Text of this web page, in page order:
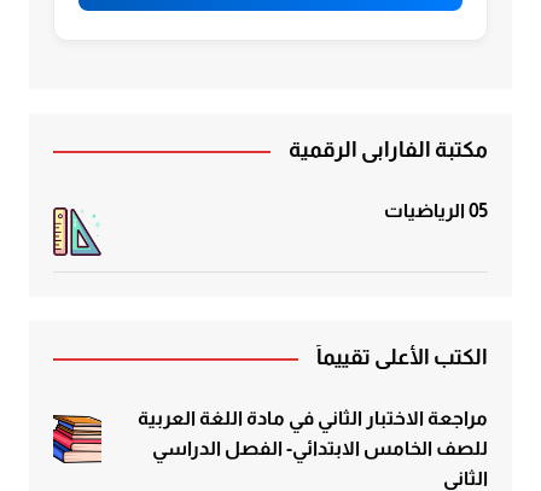
مكتبة الفارابي الرقمية
05 الرياضيات
الكتب الأعلى تقييماً
مراجعة الاختبار الثاني في مادة اللغة العربية
للصف الخامس الابتدائي- الفصل الدراسي
الثاني